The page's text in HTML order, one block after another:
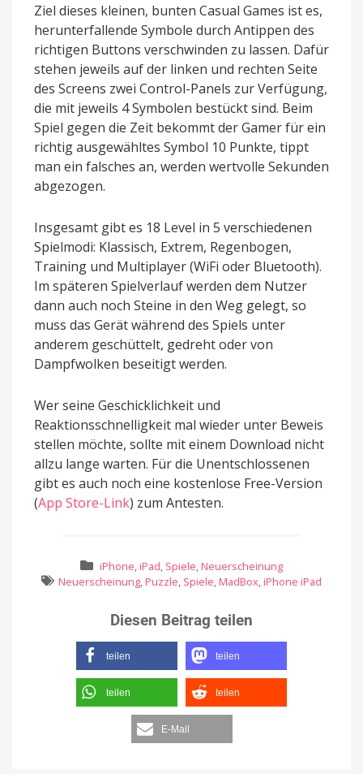
Ziel dieses kleinen, bunten Casual Games ist es,
herunterfallende Symbole durch Antippen des
richtigen Buttons verschwinden zu lassen. Dafür
stehen jeweils auf der linken und rechten Seite
des Screens zwei Control-Panels zur Verfügung,
die mit jeweils 4 Symbolen bestückt sind. Beim
Spiel gegen die Zeit bekommt der Gamer für ein
richtig ausgewähltes Symbol 10 Punkte, tippt
man ein falsches an, werden wertvolle Sekunden
abgezogen.
Insgesamt gibt es 18 Level in 5 verschiedenen
Spielmodi: Klassisch, Extrem, Regenbogen,
Training und Multiplayer (WiFi oder Bluetooth).
Im späteren Spielverlauf werden dem Nutzer
dann auch noch Steine in den Weg gelegt, so
muss das Gerät während des Spiels unter
anderem geschüttelt, gedreht oder von
Dampfwolken beseitigt werden.
Wer seine Geschicklichkeit und
Reaktionsschnelligkeit mal wieder unter Beweis
stellen möchte, sollte mit einem Download nicht
allzu lange warten. Für die Unentschlossenen
gibt es auch noch eine kostenlose Free-Version
(App Store-Link) zum Antesten.
iPhone, iPad, Spiele, Neuerscheinung
Neuerscheinung, Puzzle, Spiele, MadBox, iPhone iPad
Diesen Beitrag teilen
teilen teilen
teilen teilen
E-Mail